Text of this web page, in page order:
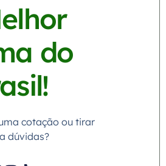
do
cotação ou tirar
dúvidas?